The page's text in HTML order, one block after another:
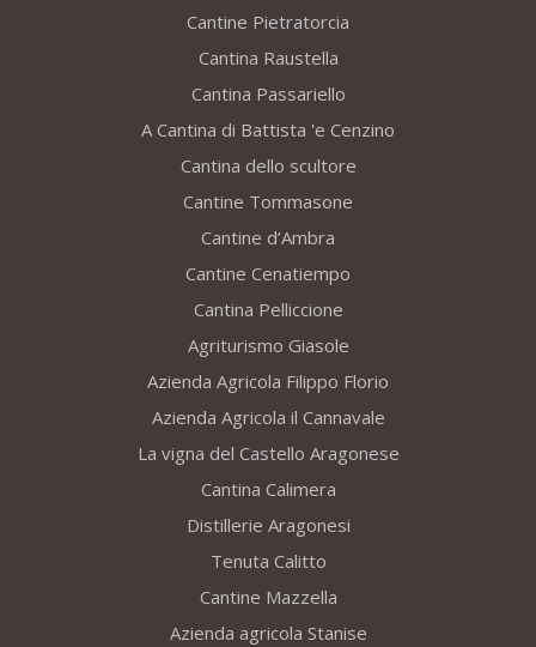
Cantine Pietratorcia
Cantina Raustella
Cantina Passariello
A Cantina di Battista 'e Cenzino
Cantina dello scultore
Cantine Tommasone
Cantine d’Ambra
Cantine Cenatiempo
Cantina Pelliccione
Agriturismo Giasole
Azienda Agricola Filippo Florio
Azienda Agricola il Cannavale
La vigna del Castello Aragonese
Cantina Calimera
Distillerie Aragonesi
Tenuta Calitto
Cantine Mazzella
Azienda agricola Stanise